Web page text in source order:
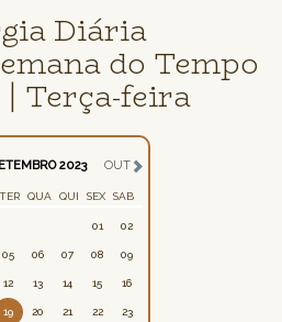
Diária
do Tempo
Terça-feira
2023 OUT
TER QUA QUI SEX SAB
01 02
05 06 07 08 09
12 13 14 15 16
19 20 21 22 23